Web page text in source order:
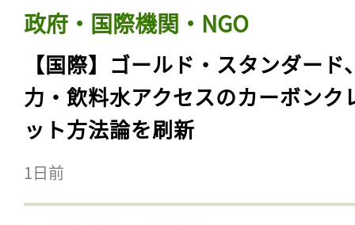
政府・国際機関・NGO
【国際】ゴールド・スタンダード
力・飲料水アクセスのカーボンク
ット方法論を刷新
1日前